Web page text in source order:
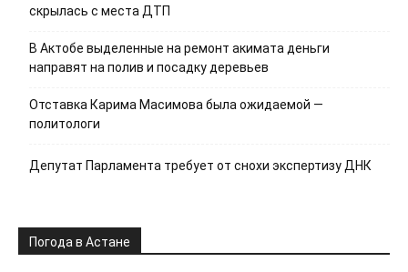
скрылась с места ДТП
В Актобе выделенные на ремонт акимата деньги
направят на полив и посадку деревьев
Отставка Карима Масимова была ожидаемой —
политологи
Депутат Парламента требует от снохи экспертизу ДНК
Погода в Астане